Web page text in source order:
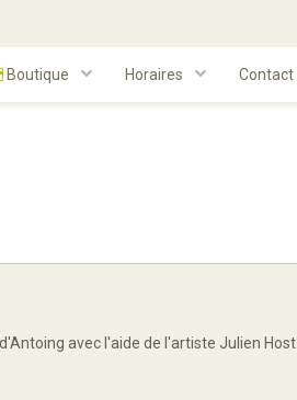
Boutique Horaires Contact
avec l'aide de l'artiste Julien Host.